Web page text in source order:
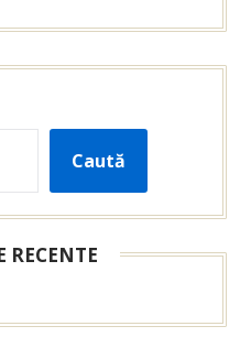
Caută
RECENTE